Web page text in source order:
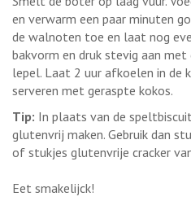
en verwarm een paar minuten
de walnoten toe en laat nog
bakvorm en druk stevig aan
lepel. Laat 2 uur afkoelen in de
serveren met geraspte kokos.
Tip: In plaats van de
glutenvrij maken. Gebruik dan
of stukjes glutenvrije cracker
Eet smakelijck!